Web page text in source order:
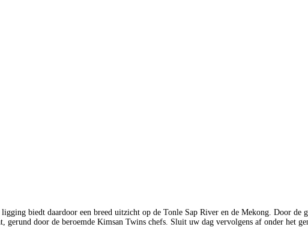
ligging biedt daardoor een breed uitzicht op de Tonle Sap River en de Mekong. Door
gerund door de beroemde Kimsan Twins chefs. Sluit uw dag vervolgens af onder het